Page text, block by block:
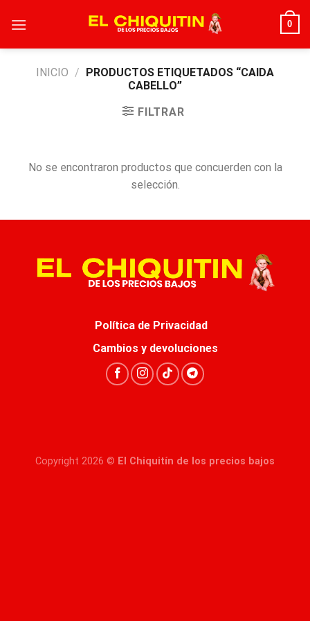
0
INICIO / PRODUCTOS ETIQUETADOS “CAIDA
CABELLO”
FILTRAR
No se encontraron productos que concuerden con la
selección.
Política de Privacidad
Cambios y devoluciones
Copyright 2026 © El Chiquitín de los precios bajos